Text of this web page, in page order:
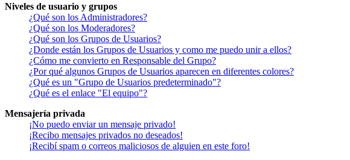
Niveles de usuario y grupos
¿Qué son los Administradores?
¿Qué son los Moderadores?
¿Qué son los Grupos de Usuarios?
¿Donde están los Grupos de Usuarios y como me puedo unir a ellos?
¿Cómo me convierto en Responsable del Grupo?
¿Por qué algunos Grupos de Usuarios aparecen en diferentes colores?
¿Qué es un "Grupo de Usuarios predeterminado"?
¿Qué es el enlace "El equipo"?
Mensajería privada
¡No puedo enviar un mensaje privado!
¡Recibo mensajes privados no deseados!
¡Recibí spam o correos maliciosos de alguien en este foro!